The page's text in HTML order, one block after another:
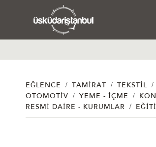
EĞLENCE / TAMIRAT / TEKSTIL /
OTOMOTIV / YEME - İÇME /
RESMI DAIRE - KURUMLAR /